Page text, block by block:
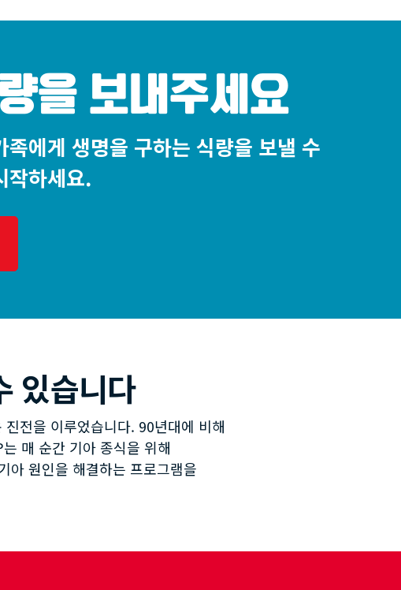
을 보내주세요
족에게 생명을 구하는 식량을 보낼 수
작하세요.
있습니다
전을 이루었습니다. 90년대에 비해
매 순간 기아 종식을 위해
아 원인을 해결하는 프로그램을